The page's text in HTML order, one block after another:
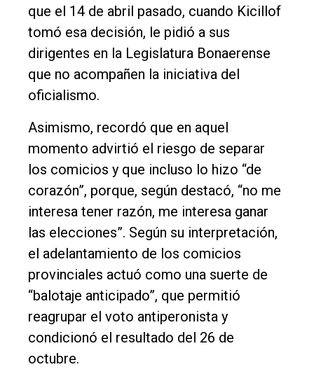
que el 14 de abril pasado, cuando Kicillof
tomó esa decisión, le pidió a sus
dirigentes en la Legislatura Bonaerense
que no acompañen la iniciativa del
oficialismo.
Asimismo, recordó que en aquel
momento advirtió el riesgo de separar
los comicios y que incluso lo hizo “de
corazón”, porque, según destacó, “no me
interesa tener razón, me interesa ganar
las elecciones”. Según su interpretación,
el adelantamiento de los comicios
provinciales actuó como una suerte de
“balotaje anticipado”, que permitió
reagrupar el voto antiperonista y
condicionó el resultado del 26 de
octubre.